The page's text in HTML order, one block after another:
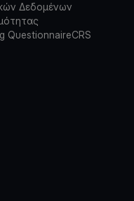
Δεδομένων
QuestionnaireCRS